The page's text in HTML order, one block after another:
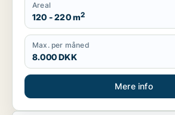
Areal
120 - 220 m2
Max. per måned
8.000 DKK
Mere info